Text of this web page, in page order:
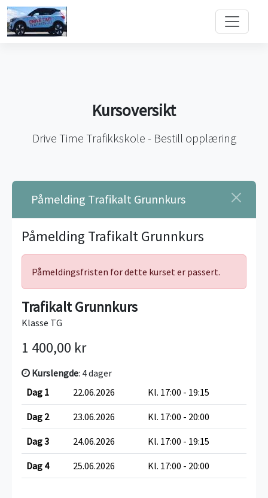
Kursoversikt
Drive Time Trafikkskole - Bestill opplæring
Påmelding Trafikalt Grunnkurs
Påmelding Trafikalt Grunnkurs
Påmeldingsfristen for dette kurset er passert.
Trafikalt Grunnkurs
Klasse TG
1 400,00 kr
Kurslengde: 4 dager
Dag 1
22.06.2026 Kl. 17:00 - 19:15
Dag 2 23.06.2026 Kl. 17:00 - 20:00
Dag 3 24.06.2026 Kl. 17:00 - 19:15
Dag 4 25.06.2026 Kl. 17:00 - 20:00